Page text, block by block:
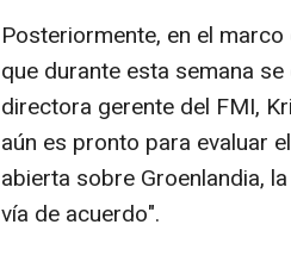
Posteriormente, en el
que durante esta semana
directora gerente del FMI,
aún es pronto para evaluar
abierta sobre Groenlandia,
vía de acuerdo".